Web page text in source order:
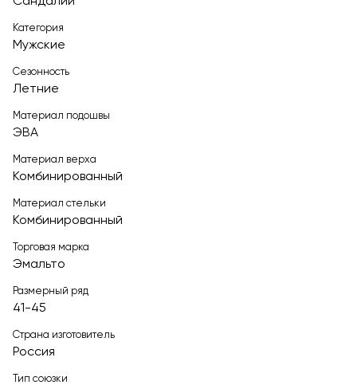
Категория
Мужские
Сезонность
Летние
Материал подошвы
ЭВА
Материал верха
Комбинированный
Материал стельки
Комбинированный
Торговая марка
Эмальто
Размерный ряд
41-45
Страна изготовитель
Россия
Тип союзки